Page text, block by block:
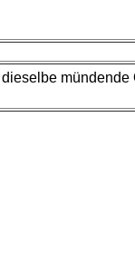
mündende